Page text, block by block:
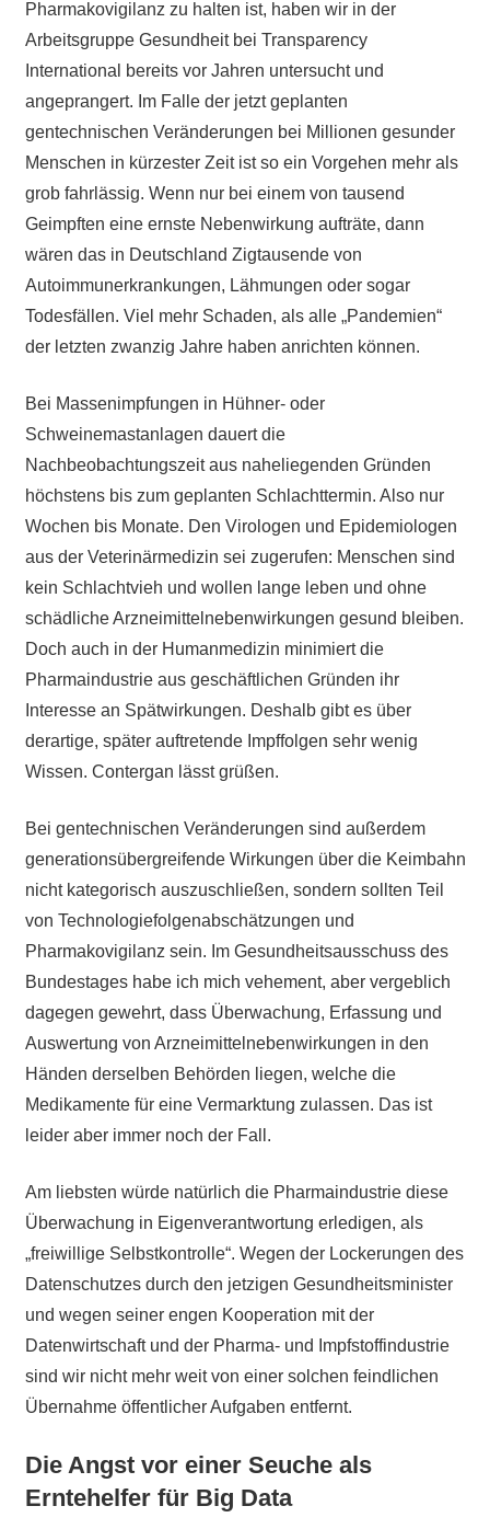
Pharmakovigilanz zu halten ist, haben wir in der
Arbeitsgruppe Gesundheit bei Transparency
International bereits vor Jahren untersucht und
angeprangert. Im Falle der jetzt geplanten
gentechnischen Veränderungen bei Millionen gesunder
Menschen in kürzester Zeit ist so ein Vorgehen mehr als
grob fahrlässig. Wenn nur bei einem von tausend
Geimpften eine ernste Nebenwirkung aufträte, dann
wären das in Deutschland Zigtausende von
Autoimmunerkrankungen, Lähmungen oder sogar
Todesfällen. Viel mehr Schaden, als alle „Pandemien“
der letzten zwanzig Jahre haben anrichten können.
Bei Massenimpfungen in Hühner- oder
Schweinemastanlagen dauert die
Nachbeobachtungszeit aus naheliegenden Gründen
höchstens bis zum geplanten Schlachttermin. Also nur
Wochen bis Monate. Den Virologen und Epidemiologen
aus der Veterinärmedizin sei zugerufen: Menschen sind
kein Schlachtvieh und wollen lange leben und ohne
schädliche Arzneimittelnebenwirkungen gesund bleiben.
Doch auch in der Humanmedizin minimiert die
Pharmaindustrie aus geschäftlichen Gründen ihr
Interesse an Spätwirkungen. Deshalb gibt es über
derartige, später auftretende Impffolgen sehr wenig
Wissen. Contergan lässt grüßen.
Bei gentechnischen Veränderungen sind außerdem
generationsübergreifende Wirkungen über die Keimbahn
nicht kategorisch auszuschließen, sondern sollten Teil
von Technologiefolgenabschätzungen und
Pharmakovigilanz sein. Im Gesundheitsausschuss des
Bundestages habe ich mich vehement, aber vergeblich
dagegen gewehrt, dass Überwachung, Erfassung und
Auswertung von Arzneimittelnebenwirkungen in den
Händen derselben Behörden liegen, welche die
Medikamente für eine Vermarktung zulassen. Das ist
leider aber immer noch der Fall.
Am liebsten würde natürlich die Pharmaindustrie diese
Überwachung in Eigenverantwortung erledigen, als
„freiwillige Selbstkontrolle“. Wegen der Lockerungen des
Datenschutzes durch den jetzigen Gesundheitsminister
und wegen seiner engen Kooperation mit der
Datenwirtschaft und der Pharma- und Impfstoffindustrie
sind wir nicht mehr weit von einer solchen feindlichen
Übernahme öffentlicher Aufgaben entfernt.
Die Angst vor einer Seuche als
Erntehelfer für Big Data